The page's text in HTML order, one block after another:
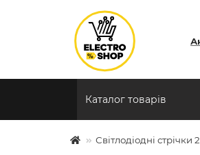
Каталог товарів
Світлодіодні стрічки